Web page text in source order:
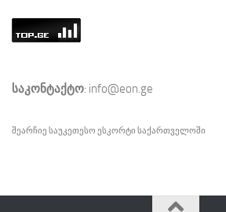
საკონტაქტო: info@eon.ge
შეარჩიე საუკეთესო ესკორტი საქართველოში